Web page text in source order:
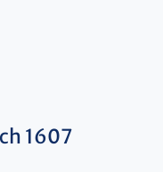
1607